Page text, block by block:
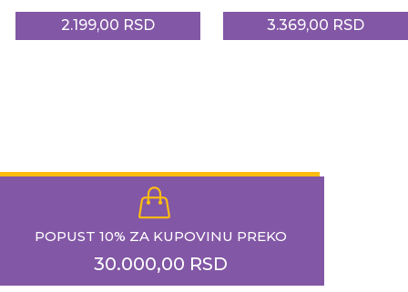
2.199,00 RSD 3.369,00 RSD
POPUST 10% ZA KUPOVINU PREKO
30.000,00 RSD